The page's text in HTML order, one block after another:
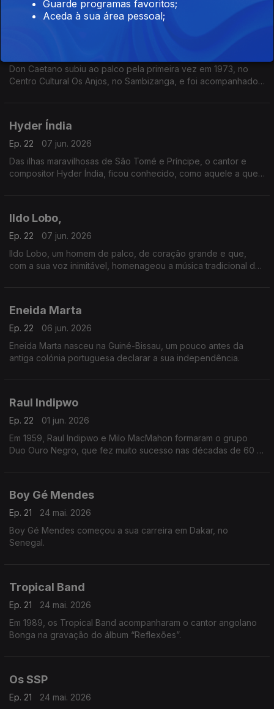
Don Caetano subiu ao palco pela primeira vez em 1973, no
Centro Cultural Os Anjos, no Sambizanga, e foi acompanhado
Hyder Índia
Ep. 22
07 jun. 2026
Das ilhas maravilhosas de São Tomé e Príncipe, o cantor e
compositor Hyder Índia, ficou conhecido, como aquele a quem
Ildo Lobo,
Ep. 22
07 jun. 2026
Ildo Lobo, um homem de palco, de coração grande e que,
com a sua voz inimitável, homenageou a música tradicional de
Eneida Marta
Ep. 22
06 jun. 2026
Eneida Marta nasceu na Guiné-Bissau, um pouco antes da
antiga colónia portuguesa declarar a sua independência.
Raul Indipwo
Ep. 22
01 jun. 2026
Em 1959, Raul Indipwo e Milo MacMahon formaram o grupo
Duo Ouro Negro, que fez muito sucesso nas décadas de 60 e
Boy Gé Mendes
Ep. 21
24 mai. 2026
Boy Gé Mendes começou a sua carreira em Dakar, no
Senegal.
Tropical Band
Ep. 21
24 mai. 2026
Em 1989, os Tropical Band acompanharam o cantor angolano
Bonga na gravação do álbum “Reflexões”.
Os SSP
Ep. 21
24 mai. 2026
Guarde programas favoritos;
Aceda à sua área pessoal;